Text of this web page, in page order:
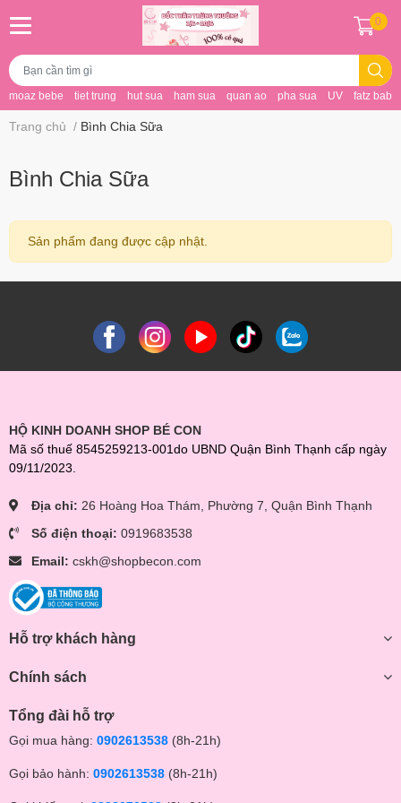
moaz bebe tiet trung hut sua ham sua quan ao pha sua UV fatz baby
0
Trang chủ / Bình Chia Sữa
Bình Chia Sữa
Sản phẩm đang được cập nhật.
HỘ KINH DOANH SHOP BÉ CON
Mã số thuế 8545259213-001do UBND Quận Bình Thạnh cấp ngày
09/11/2023.
Địa chỉ: 26 Hoàng Hoa Thám, Phường 7, Quận Bình Thạnh
Số điện thoại: 0919683538
Email: cskh@shopbecon.com
Hỗ trợ khách hàng
Chính sách
Tổng đài hỗ trợ
Gọi mua hàng: 0902613538 (8h-21h)
Gọi bảo hành: 0902613538 (8h-21h)